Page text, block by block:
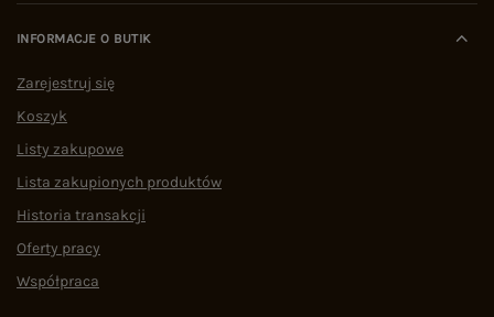
INFORMACJE O BUTIK
Zarejestruj się
Koszyk
Listy zakupowe
Lista zakupionych produktów
Historia transakcji
Oferty pracy
Współpraca